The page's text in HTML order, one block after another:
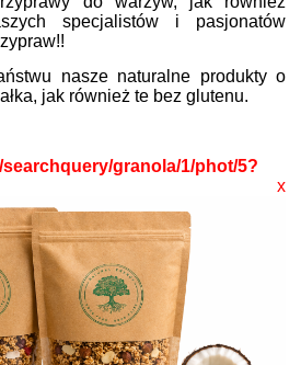
specjalistów i pasjonatów
nasze naturalne produkty o
jak również te bez glutenu.
granola/1/phot/5?